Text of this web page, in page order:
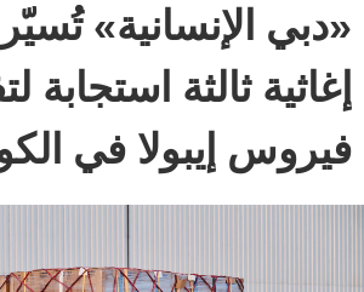
«دبي الإنسانية»
إغاثية ثالثة استجابة
فيروس إيبولا في